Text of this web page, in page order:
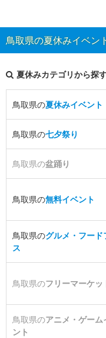
鳥取県の夏休みイベン
夏休みカテゴリから探
鳥取県の夏休みイベント
鳥取県の七夕祭り
鳥取県の盆踊り
鳥取県の無料イベント
鳥取県のグルメ・フード
ス
鳥取県のフリーマーケッ
鳥取県のアニメ・ゲーム
ント